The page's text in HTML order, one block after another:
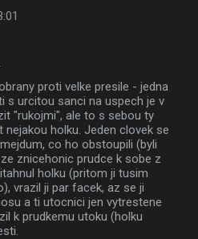
proti velke presile - jedna
s urcitou sanci na uspech je v
"rukojmi", ale to s sebou ty
nejakou holku. Jeden clovek se
co ho obstoupili (byli
znicehonic prudce k sobe z
holku (pritom ji tusim
vrazil ji par facek, az se ji
a ti utocnici jen vytrestene
k prudkemu utoku (holku